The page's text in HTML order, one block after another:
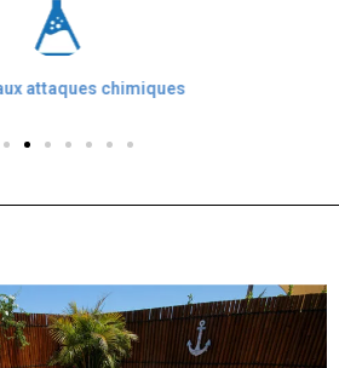
Bouclier anti-UV